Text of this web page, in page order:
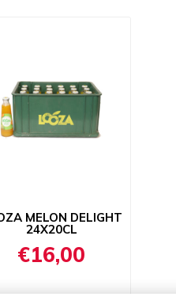
MELON DELIGHT
24X20CL
€16,00